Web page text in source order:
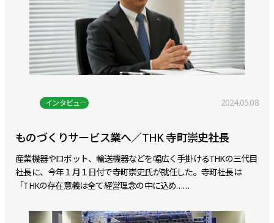
インタビュー 2024.05.08
ものづくりサービス業へ／THK 寺町崇史社長
産業機器やロボット、輸送機器などを幅広く手掛けるTHKの三代目
社長に、今年１月１日付で寺町崇史氏が就任した。寺町社長は
「THKの存在意義は全て経営理念の中に込め……